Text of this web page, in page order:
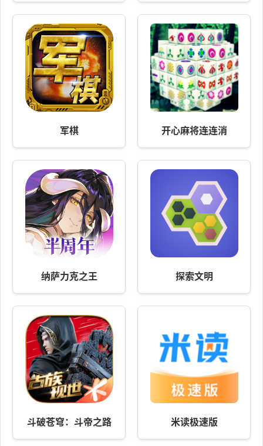
军棋 开心麻将连连消
纳萨力克之王 探索文明
斗破苍穹：斗帝之路 米读极速版